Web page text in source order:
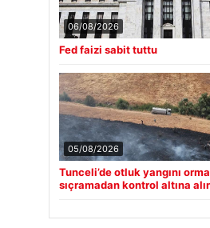
06/08/2026
Fed faizi sabit tuttu
05/08/2026
Tunceli’de otluk yangını
sıçramadan kontrol altına